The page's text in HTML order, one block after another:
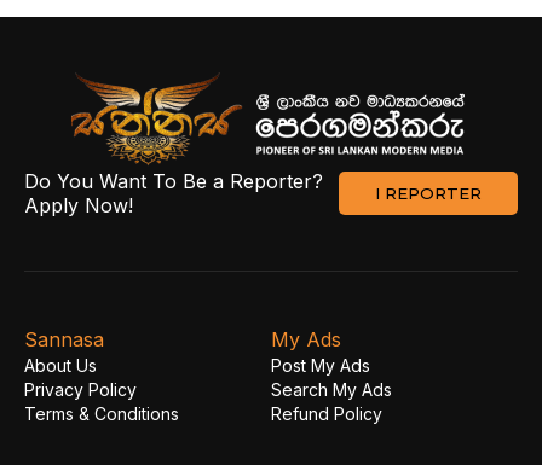
Do You Want To Be a Reporter?
Apply Now!
I REPORTER
Sannasa
About Us
Privacy Policy
Terms & Conditions
My Ads
Post My Ads
Search My Ads
Refund Policy